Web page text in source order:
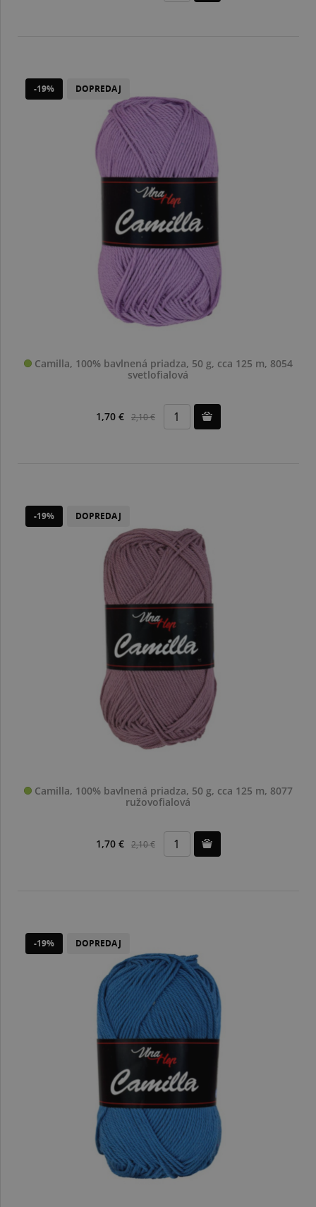
-19% DOPREDAJ
Camilla, 100% bavlnená priadza, 50 g, cca 125 m, 8054
svetlofialová
1,70 € 2,10 €
-19% DOPREDAJ
Camilla, 100% bavlnená priadza, 50 g, cca 125 m, 8077
ružovofialová
1,70 € 2,10 €
-19% DOPREDAJ